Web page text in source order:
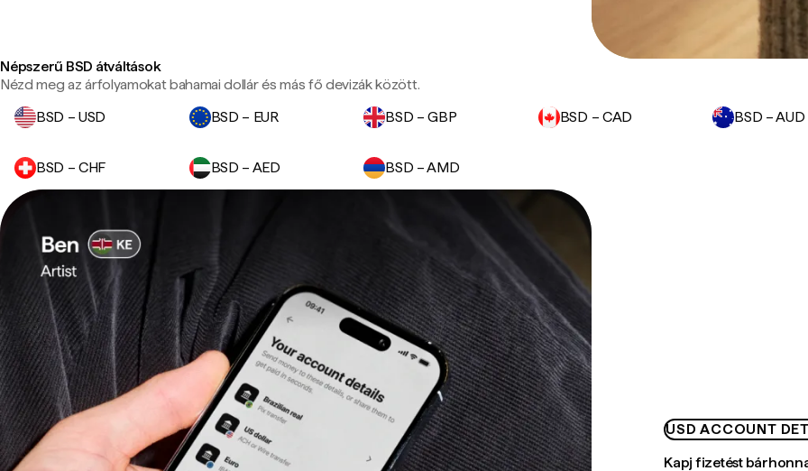
Népszerű BSD átváltások
Nézd meg az árfolyamokat bahamai dollár és más fő devizák között.
BSD – USD
BSD – EUR BSD – GBP BSD – CAD BSD – AUD
BSD – CHF BSD – AED BSD – AMD
USD ACCOUNT
Kapj fizetést